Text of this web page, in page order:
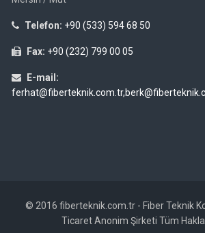
Telefon: +90 (533) 594 68 50
Fax: +90 (232) 799 00 05
E-mail:
© 2016 fiberteknik.com.tr - Fiber Teknik
Ticaret Anonim Şirketi Tüm